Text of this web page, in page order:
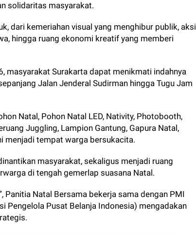
solidaritas masyarakat.
dari kemeriahan visual yang menghibur publik, aksi
hingga ruang ekonomi kreatif yang memberi
masyarakat Surakarta dapat menikmati indahnya
Jalan Jenderal Sudirman hingga Tugu Jam
Natal, Pohon Natal LED, Nativity, Photobooth,
Juggling, Lampion Gantung, Gapura Natal,
menjadi tempat warga bersukacita.
masyarakat, sekaligus menjadi ruang
di tengah gemerlap suasana Natal.
Panitia Natal Bersama bekerja sama dengan PMI
Pengelola Pusat Belanja Indonesia) mengadakan